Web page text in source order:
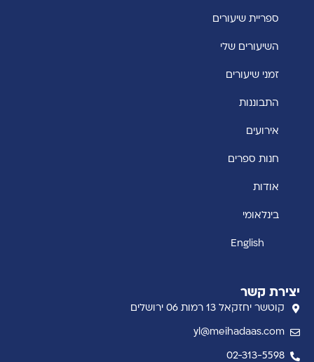
ספריית שיעורים
השיעורים שלי
זמני שיעורים
התבוננות
אירועים
חנות ספרים
אודות
בינלאומי
English
יצירת קשר
קוטשר יחזקאל 13 רמות 06 ירושלים
yl@meihadaas.com
02-313-5598